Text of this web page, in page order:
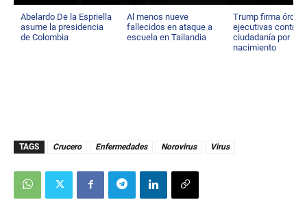
Abelardo De la Espriella
asume la presidencia
de Colombia
Al menos nueve
fallecidos en ataque a
escuela en Tailandia
Trump firma
ejecutivas contra
ciudadanía por
nacimiento
TAGS Crucero Enfermedades Norovirus Virus